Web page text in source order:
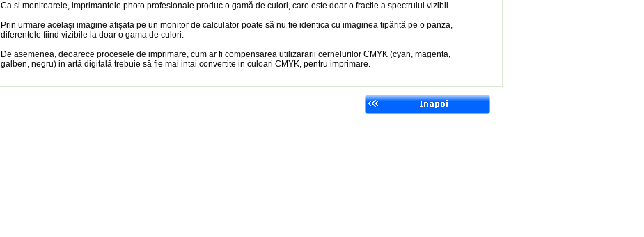
Ca si monitoarele, imprimantele photo profesionale produc o gamă de culori, care este doar o fractie a spectrului vizibil.
Prin urmare acelaşi imagine afişata pe un monitor de calculator poate să nu fie identica cu imaginea tipărită pe o panza,
diferentele fiind vizibile la doar o gama de culori.
De asemenea, deoarece procesele de imprimare, cum ar fi compensarea utilizararii cernelurilor CMYK (cyan, magenta,
galben, negru) in artă digitală trebuie să fie mai intai convertite in culoari CMYK, pentru imprimare.